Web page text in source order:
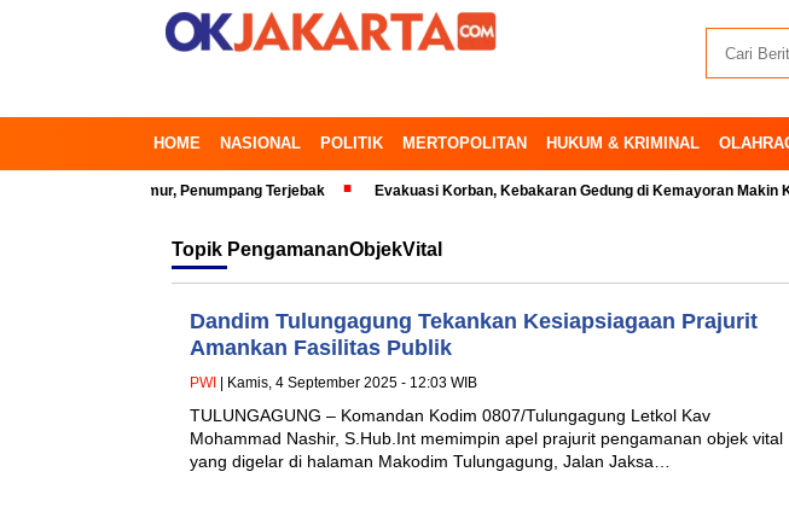
HOME NASIONAL POLITIK MERTOPOLITAN HUKUM & KRIMINAL
Bekasi Timur, Penumpang Terjebak Evakuasi Korban, Kebakaran Gedung di Kemayoran Makin Kritis
Topik PengamananObjekVital
Dandim Tulungagung Tekankan Kesiapsiagaan Prajurit
Amankan Fasilitas Publik
PWI | Kamis, 4 September 2025 - 12:03 WIB
TULUNGAGUNG – Komandan Kodim 0807/Tulungagung Letkol Kav
Mohammad Nashir, S.Hub.Int memimpin apel prajurit pengamanan objek vital
yang digelar di halaman Makodim Tulungagung, Jalan Jaksa…